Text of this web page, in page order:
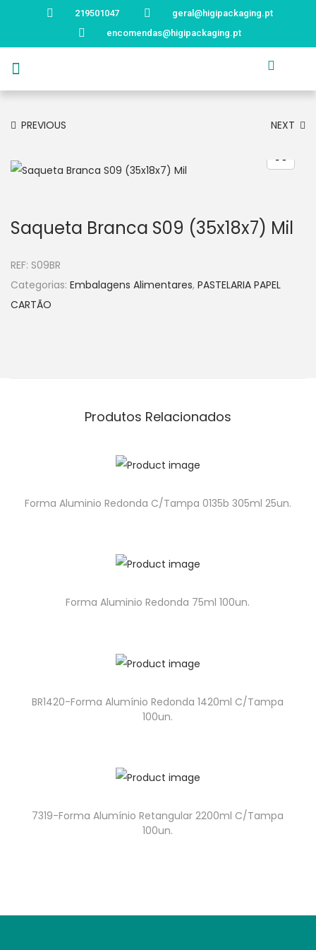
219501047
geral@higipackaging.pt
encomendas@higipackaging.pt
PREVIOUS NEXT
Saqueta Branca S09 (35x18x7) Mil
REF: S09BR
Categorias: Embalagens Alimentares, PASTELARIA PAPEL
CARTÃO
Produtos Relacionados
Forma Aluminio Redonda C/Tampa 0135b 305ml 25un.
Forma Aluminio Redonda 75ml 100un.
BR1420-Forma Alumínio Redonda 1420ml C/Tampa
100un.
7319-Forma Alumínio Retangular 2200ml C/Tampa
100un.